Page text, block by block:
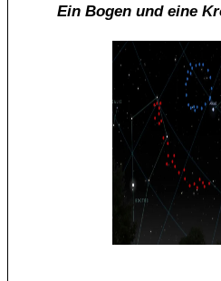
Ein Bogen und eine